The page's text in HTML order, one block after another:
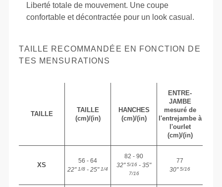
Liberté totale de mouvement. Une coupe
confortable et décontractée pour un look casual.
TAILLE RECOMMANDÉE EN FONCTION DE
TES MENSURATIONS
TAILLE
TAILLE
(cm)/(in)
HANCHES
(cm)/(in)
ENTRE-
JAMBE
mesuré de
l'entrejambe à
l'ourlet
(cm)/(in)
XS
56 - 64
22"1/8 - 25"1/4
82 - 90
32"5/16 - 35"
7/16
77
30"5/16